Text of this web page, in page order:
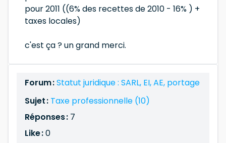
pour 2011 ((6% des recettes de 2010 - 16% ) +
taxes locales)
c'est ça ? un grand merci.
Forum :Statut juridique : SARL, EI, AE, portage
Sujet : Taxe professionnelle (10)
Réponses : 7
Like :0